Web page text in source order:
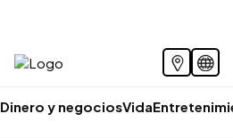
Dinero y negociosVida